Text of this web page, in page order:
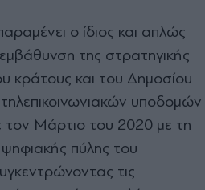
ο ίδιος και απλώς
της στρατηγικής
κράτους και του Δημοσίου
υποδομών
τον Μάρτιο του 2020 με τη
ψηφιακής πύλης του
τις